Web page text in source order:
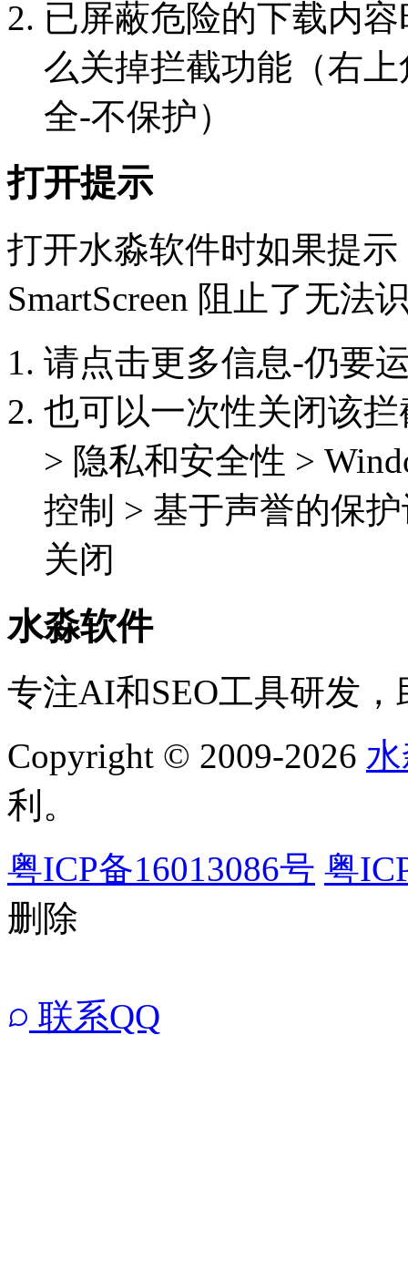
已屏蔽危险的下载内
么关掉拦截功能（右
全-不保护）
打开提示
打开水淼软件时如果提示
SmartScreen 阻止了无法
请点击更多信息-仍要
也可以一次性关闭该
> 隐私和安全性 >
控制 > 基于声誉的保
关闭
水淼软件
专注AI和SEO工具研发
Copyright © 2009-2026
利。
粤ICP备16013086号 粤
删除
联系QQ